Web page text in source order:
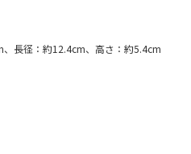
、長径：約12.4cm、高さ：約5.4cm